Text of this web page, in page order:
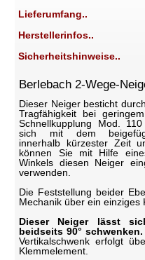
Lieferumfang..
Herstellerinfos..
Sicherheitshinweise..
Berlebach 2-Wege-
Dieser Neiger besticht
Tragfähigkeit bei
Schnellkupplung Mod.
sich mit dem
innerhalb kürzester Zeit
können Sie mit Hilfe
Winkels diesen Neiger
verwenden.
Die Feststellung beider
Mechanik über ein einziges
Dieser Neiger lässt
beidseits 90° schwenken.
Vertikalschwenk erfolgt
Klemmelement.